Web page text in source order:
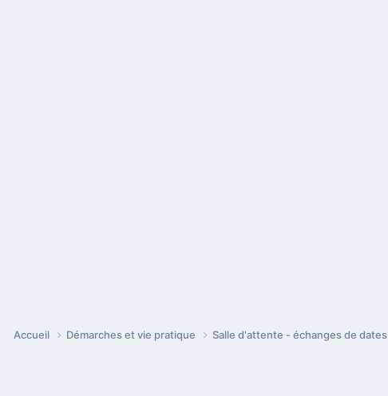
Accueil Démarches et vie pratique Salle d'attente - échanges de dates